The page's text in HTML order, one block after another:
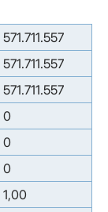
571.711.557
571.711.557
571.711.557
0
0
0
1,00